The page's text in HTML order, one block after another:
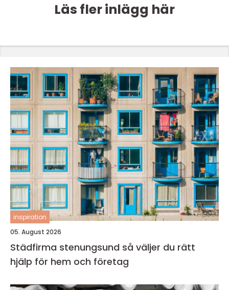
Läs fler inlägg här
inspiration
05. August 2026
Städfirma stenungsund så väljer du rätt
hjälp för hem och företag